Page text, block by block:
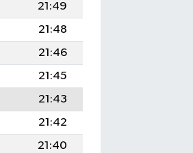
21:49
21:48
21:46
21:45
21:43
21:42
21:40